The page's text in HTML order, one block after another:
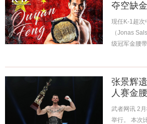
夺空缺
现任K-1超次
（Jonas
级冠军金腰
张景辉
人赛金
武者网讯 2
举行。 本次